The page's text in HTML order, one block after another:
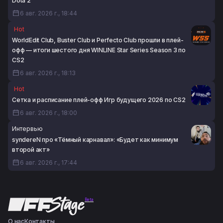
6 авг. 2026 г., 18:44
Hot
WorldEdit Club, Buster Club и Perfecto Club прошли в плей-
офф — итоги шестого дня WINLINE Star Series Season 3 по
CS2
6 авг. 2026 г., 18:13
Hot
Сетка и расписание плей-офф Игр будущего 2026 по CS2
6 авг. 2026 г., 18:00
Интервью
syndereN про «Тёмный карнавал»: «Будет как минимум
второй акт»
6 авг. 2026 г., 17:44
Beta
О насКонтакты